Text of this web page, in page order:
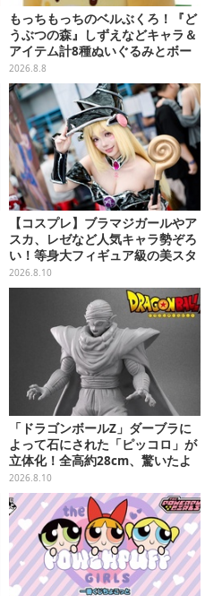
もっちもっちのベルぶくろ！『ど
うぶつの森』しずえなどキャラ＆
アイテム計8種ぬいぐるみとボー
ルチェーン付きマスコットが発売
2026.8.8
【コスプレ】ブラマジガールやア
スカ、レゼなど人気キャラ勢ぞろ
い！等身大フィギュア級の美スタ
イルで魅せる台湾美女まとめ【写
真27枚】
2026.8.10
「ドラゴンボールZ」ダーブラに
よって石にされた「ピッコロ」が
立体化！全高約28cm、驚いたよ
うな表情とポーズをそのまま再現
2026.8.10